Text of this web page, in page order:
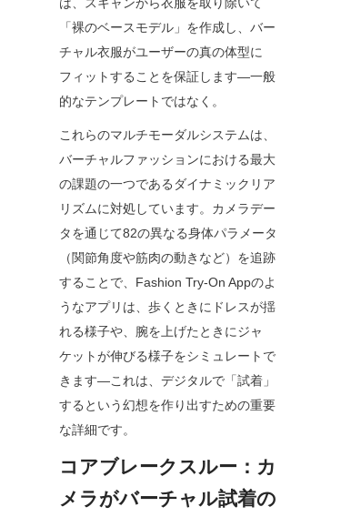
は、スキャンから衣服を取り除いて
「裸のベースモデル」を作成し、バー
チャル衣服がユーザーの真の体型に
フィットすることを保証します—一般
的なテンプレートではなく。
これらのマルチモーダルシステムは、
バーチャルファッションにおける最大
の課題の一つであるダイナミックリア
リズムに対処しています。カメラデー
タを通じて82の異なる身体パラメータ
（関節角度や筋肉の動きなど）を追跡
することで、Fashion Try-On Appのよ
うなアプリは、歩くときにドレスが揺
れる様子や、腕を上げたときにジャ
ケットが伸びる様子をシミュレートで
きます—これは、デジタルで「試着」
するという幻想を作り出すための重要
な詳細です。
コアブレークスルー：カ
メラがバーチャル試着の